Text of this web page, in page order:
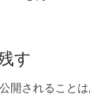
す
開されることは